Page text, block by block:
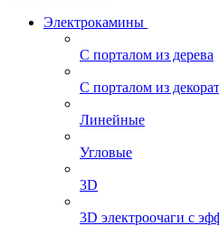
Электрокамины
С порталом из дерева
С порталом из
Линейные
Угловые
3D
3D электроочаги с